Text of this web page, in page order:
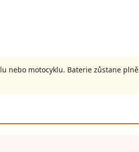
nebo motocyklu. Baterie zůstane plně